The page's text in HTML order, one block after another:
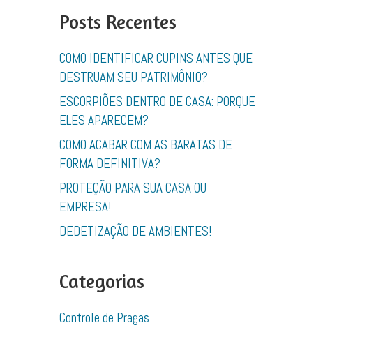
Posts Recentes
COMO IDENTIFICAR CUPINS ANTES QUE
DESTRUAM SEU PATRIMÔNIO?
ESCORPIÕES DENTRO DE CASA: PORQUE
ELES APARECEM?
COMO ACABAR COM AS BARATAS DE
FORMA DEFINITIVA?
PROTEÇÃO PARA SUA CASA OU
EMPRESA!
DEDETIZAÇÃO DE AMBIENTES!
Categorias
Controle de Pragas